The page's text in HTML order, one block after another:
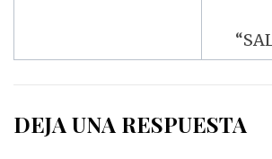
DEJA UNA RESPUESTA